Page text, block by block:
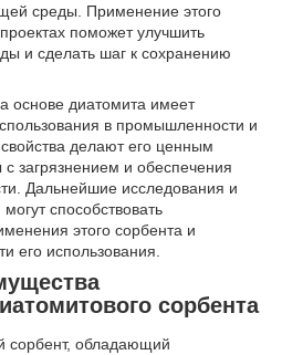
среды. Применение этого
поможет улучшить
и сделать шаг к сохранению
основе диатомита имеет
в промышленности и
делают его ценным
загрязнением и обеспечения
Дальнейшие исследования и
способствовать
этого сорбента и
его использования.
сорбента
сорбент, обладающий